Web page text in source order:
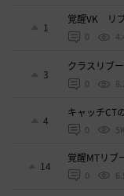
1
覚醒VK リ
0
3
クラスリブ
0
4
キャッチCT
0
14
覚醒MTリブ
0